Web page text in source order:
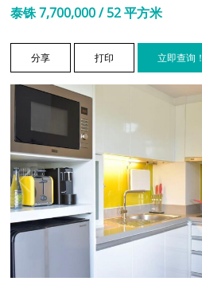
泰铢 7,700,000 / 52 平方米
分享 打印 立即查询！